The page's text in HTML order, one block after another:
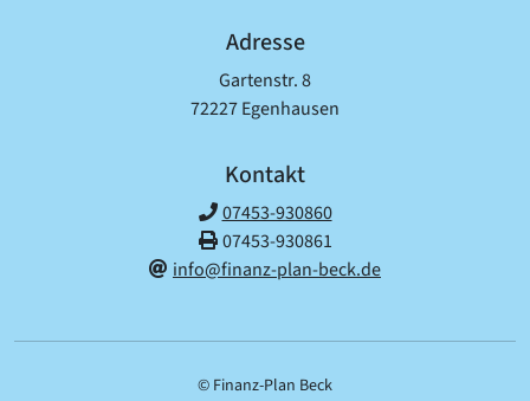
Adresse
Gartenstr. 8
72227 Egenhausen
Kontakt
07453-930860
07453-930861
info@finanz-plan-beck.de
© Finanz-Plan Beck